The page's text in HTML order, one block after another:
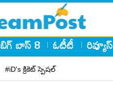
బిగ్ బాస్ 8 ఓటీటీ రివ్యూస్
#iD's క్రికెట్ స్పెషల్